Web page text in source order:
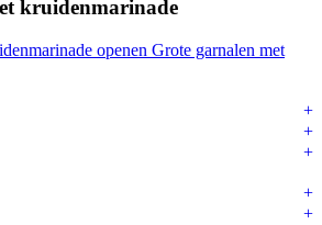
kruidenmarinade
openen Grote garnalen met